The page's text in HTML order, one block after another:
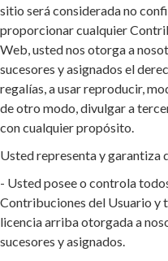
sitio será considerada no
proporcionar cualquier
Web, usted nos otorga a
sucesores y asignados el
regalías, a usar reproducir,
de otro modo, divulgar a
con cualquier propósito.
Usted representa y garantiza
- Usted posee o controla
Contribuciones del Usuario y
licencia arriba otorgada a
sucesores y asignados.